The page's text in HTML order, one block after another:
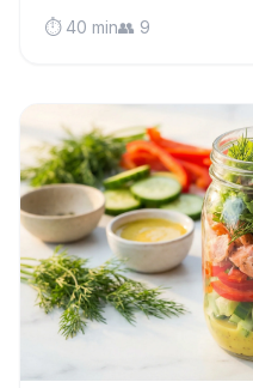
dla Twojego żołądka.
⏱️ 40 min👥 9